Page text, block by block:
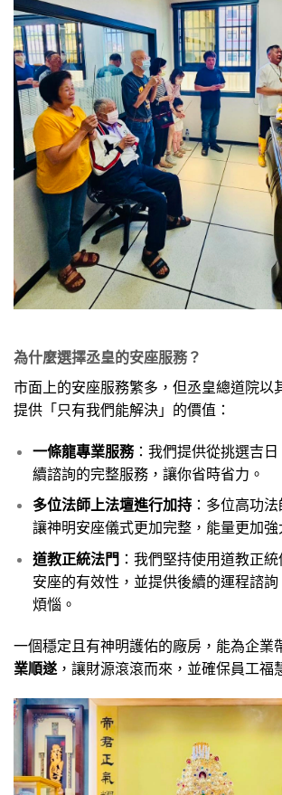
為什麼選擇丞皇的安座服務？
市面上的安座服務繁多，但丞皇總道院以
提供「只有我們能解決」的價值：
一條龍專業服務：我們提供從挑選吉
續諮詢的完整服務，讓你省時省力。
多位法師上法壇進行加持：多位高功法
讓神明安座儀式更加完整，能量更加強
道教正統法門：我們堅持使用道教正
安座的有效性，並提供後續的運程諮
煩惱。
一個穩定且有神明護佑的廠房，能為企業
業順遂 ，讓財源滾滾而來，並確保員工福